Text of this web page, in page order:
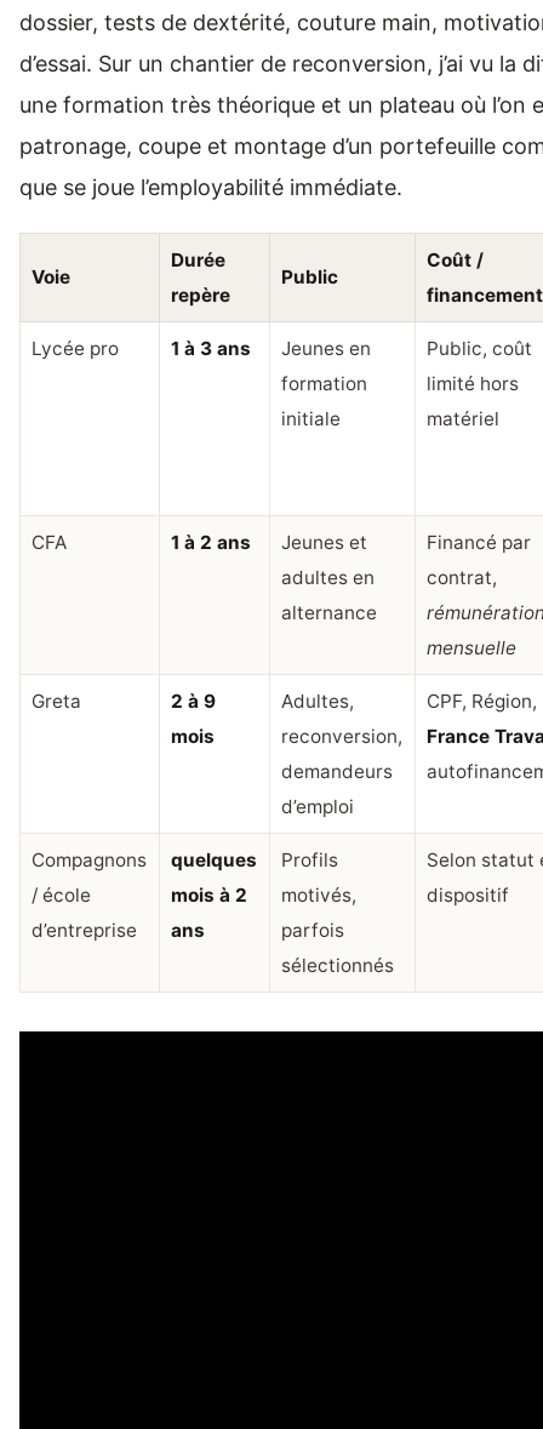
dossier, tests de dextérité, couture main,
d’essai. Sur un chantier de reconversion, j’ai vu la
une formation très théorique et un plateau où l’on
patronage, coupe et montage d’un portefeuille
que se joue l’employabilité immédiate.
Voie
Durée
repère
Public
Coût /
financement
Lycée pro 1 à 3 ans
Jeunes en
formation
initiale
Public, coût
limité hors
matériel
CFA 1 à 2 ans
Jeunes et
adultes en
alternance
Financé par
contrat,
mensuelle
Greta
2 à 9
mois
Adultes,
reconversion,
demandeurs
d’emploi
CPF, Région,
France
Compagnons
/ école
d’entreprise
quelques
mois à 2
ans
Profils
motivés,
parfois
sélectionnés
Selon statut
dispositif